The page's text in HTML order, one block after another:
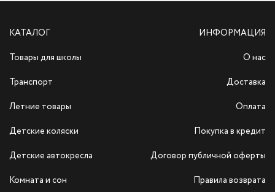
КАТАЛОГ
Товары для школы
Транспорт
Летние товары
Детские коляски
Детские автокресла
Комната и сон
ИНФОРМАЦИЯ
О нас
Доставка
Оплата
Покупка в кредит
Договор публичной оферты
Правила возврата